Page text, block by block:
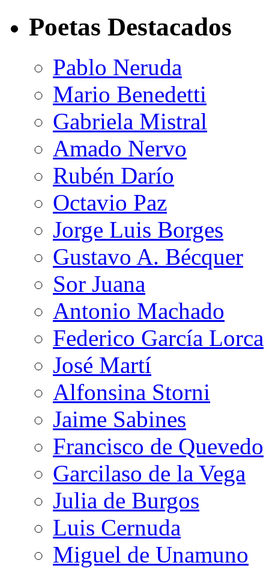
Poetas Destacados
Pablo Neruda
Mario Benedetti
Gabriela Mistral
Amado Nervo
Rubén Darío
Octavio Paz
Jorge Luis Borges
Gustavo A. Bécquer
Sor Juana
Antonio Machado
Federico García Lorca
José Martí
Alfonsina Storni
Jaime Sabines
Francisco de Quevedo
Garcilaso de la Vega
Julia de Burgos
Luis Cernuda
Miguel de Unamuno